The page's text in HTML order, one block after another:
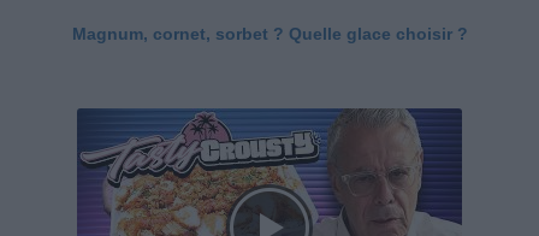
Magnum, cornet, sorbet ? Quelle glace choisir ?